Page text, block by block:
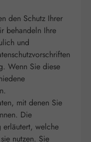
den Schutz Ihrer
behandeln Ihre
und
Wenn Sie diese
mit denen Sie
Die
erläutert, welche
nutzen. Sie